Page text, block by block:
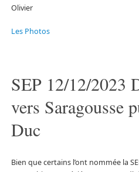
Olivier
Les Photos
SEP 12/12/2023
vers Saragousse
Duc
Bien que certains l’ont nommée la